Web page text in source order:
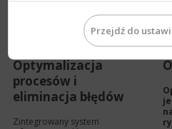
Optymalizacja
procesów i
eliminacja błędów
Zintegrowany system
Przejdź do